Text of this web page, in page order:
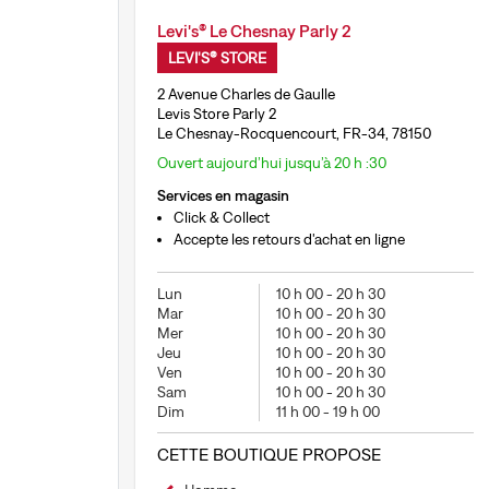
Levi's® Le Chesnay Parly 2
LEVI'S® STORE
2 Avenue Charles de Gaulle
Levis Store Parly 2
Le Chesnay-Rocquencourt, FR-34, 78150
Ouvert aujourd’hui jusqu’à 20 h :30
Services en magasin
Click & Collect
Accepte les retours d'achat en ligne
Lun 10 h 00-20 h 30
Mar
10 h 00-20 h 30
Mer
10 h 00-20 h 30
Jeu
10 h 00-20 h 30
Ven
10 h 00-20 h 30
Sam
10 h 00-20 h 30
Dim
11 h 00-19 h 00
CETTE BOUTIQUE PROPOSE